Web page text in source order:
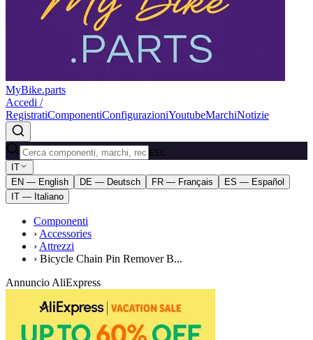
MyBike.parts
Accedi /
RegistratiComponentiConfigurazioniYoutubeMarchiNotizie
ESC
IT
EN — English
DE — Deutsch FR — Français
ES — Español
IT — Italiano
Componenti
› Accessories
› Attrezzi
› Bicycle Chain Pin Remover B...
Annuncio AliExpress